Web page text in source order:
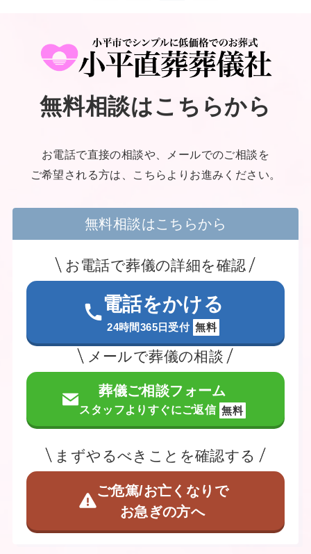
無料相談はこちらから
お電話で直接の相談や、メールでのご相談を
ご希望される方は、こちらよりお進みください。
無料相談はこちらから
お電話で葬儀の詳細を確認
電話をかける
24時間365日受付 無料
メールで葬儀の相談
葬儀ご相談フォーム
スタッフよりすぐにご返信 無料
まずやるべきことを確認する
ご危篤/お亡くなりで
お急ぎの方へ